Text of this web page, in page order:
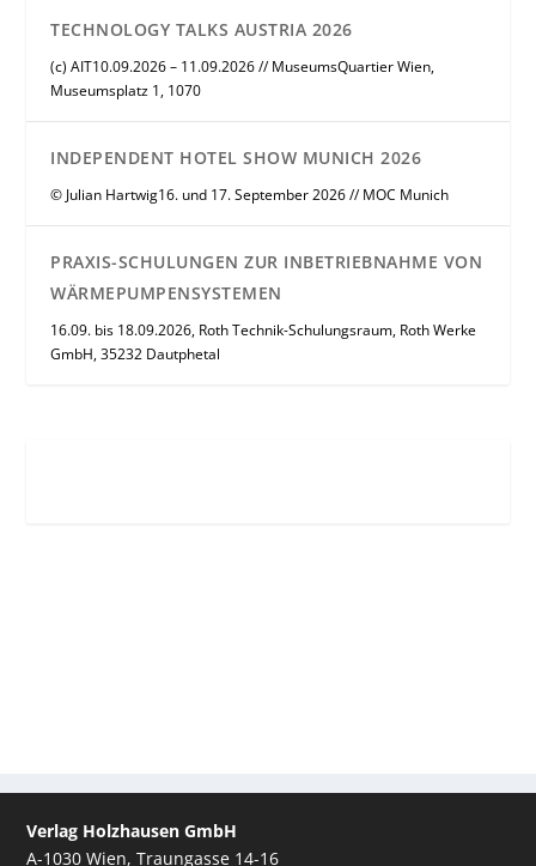
TECHNOLOGY TALKS AUSTRIA 2026
(c) AIT10.09.2026 – 11.09.2026 // MuseumsQuartier Wien,
Museumsplatz 1, 1070
INDEPENDENT HOTEL SHOW MUNICH 2026
© Julian Hartwig16. und 17. September 2026 // MOC Munich
PRAXIS-SCHULUNGEN ZUR INBETRIEBNAHME VON
WÄRMEPUMPENSYSTEMEN
16.09. bis 18.09.2026, Roth Technik-Schulungsraum, Roth Werke
GmbH, 35232 Dautphetal
Verlag Holzhausen GmbH
A-1030 Wien, Traungasse 14-16